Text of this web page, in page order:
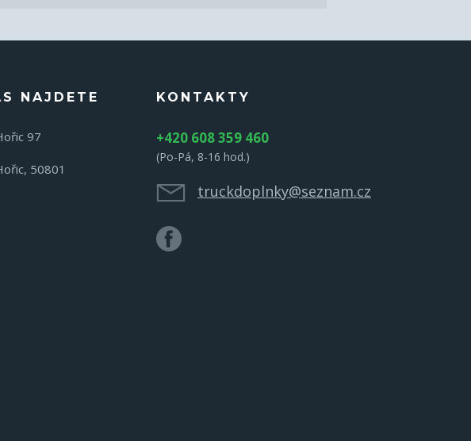
NAJDETE
97
50801
KONTAKTY
+420 608 359 460
(Po-Pá, 8-16 hod.)
truckdoplnky@seznam.cz